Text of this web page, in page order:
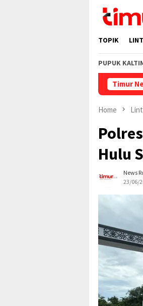
content
TOPIK
PUPUK
Timur
Home
Hulu
News
23/06/